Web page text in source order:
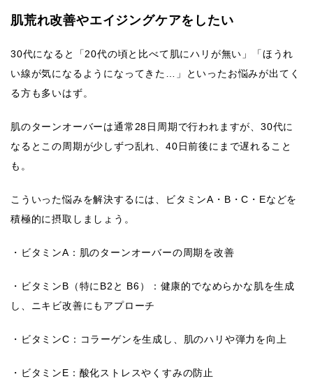
肌荒れ改善やエイジングケアをしたい
30代になると「20代の頃と比べて肌にハリが無い」「ほうれ
い線が気になるようになってきた…」といったお悩みが出てく
る方も多いはず。
肌のターンオーバーは通常28日周期で行われますが、30代に
なるとこの周期が少しずつ乱れ、40日前後にまで遅れること
も。
こういった悩みを解決するには、ビタミンA・B・C・Eなどを
積極的に摂取しましょう。
・ビタミンA：肌のターンオーバーの周期を改善
・ビタミンB（特にB2と B6）：健康的でなめらかな肌を生成
し、ニキビ改善にもアプローチ
・ビタミンC：コラーゲンを生成し、肌のハリや弾力を向上
・ビタミンE：酸化ストレスやくすみの防止